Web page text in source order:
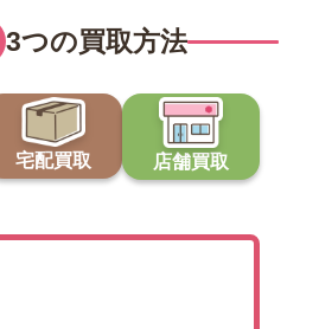
3つの買取方法
宅配買取 店舗買取